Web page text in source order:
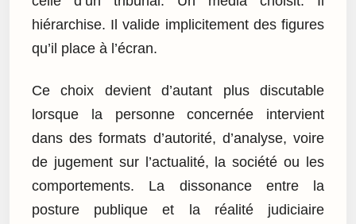
hiérarchise. Il valide implicitement des figures
qu’il place à l’écran.
Ce choix devient d’autant plus discutable
lorsque la personne concernée intervient
dans des formats d’autorité, d’analyse, voire
de jugement sur l’actualité, la société ou les
comportements. La dissonance entre la
posture publique et la réalité judiciaire